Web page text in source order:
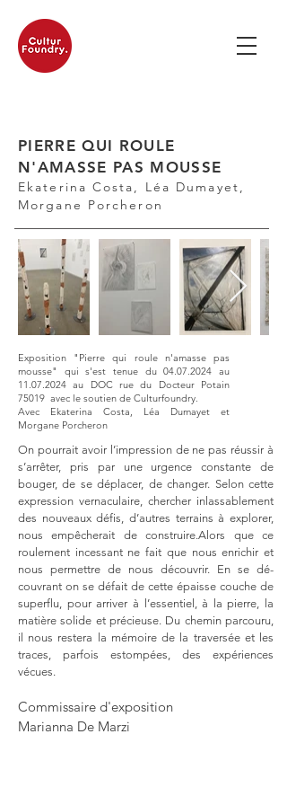
PIERRE QUI ROULE
N'AMASSE PAS MOUSSE
Ekaterina Costa, Léa Dumayet,
Morgane Porcheron
Exposition "Pierre qui roule n'amasse pas
mousse" qui s'est tenue du04.07.2024 au
11.07.2024 au DOC rue du Docteur Potain
75019 avec le soutien de Culturfoundry.
Avec Ekaterina Costa, Léa Dumayet et
Morgane Porcheron
On pourrait avoir l’impression de ne pas réussir à
s’arrêter, pris par une urgence constante de
bouger, de se déplacer, de changer. Selon cette
expression vernaculaire, chercher inlassablement
des nouveaux défis, d’autres terrains à explorer,
nous empêcherait de construire.Alors que ce
roulement incessant ne fait que nous enrichir et
nous permettre de nous découvrir. En se dé-
couvrant on se défait de cette épaisse couche de
superflu, pour arriver à l’essentiel, à la pierre, la
matière solide et précieuse. Du chemin parcouru,
il nous restera la mémoire de la traversée et les
traces, parfois estompées, des expériences
vécues.
Commissaire d'exposition
Marianna De Marzi